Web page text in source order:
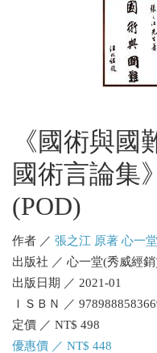
《國術與國
國術言論集
(POD)
作者 ／ 張之江 原著 心一
出版社 ／ 心一堂(秀威經
出版日期 ／ 2021-01
ＩＳＢＮ ／
定價 ／ NT$ 498
優惠價 ／ NT$ 448